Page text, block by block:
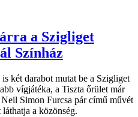
a Szigliget
Színház
két darabot mutat be a Szigliget
vígjátéka, a Tiszta őrület már
Simon Furcsa pár című művét
a közönség.